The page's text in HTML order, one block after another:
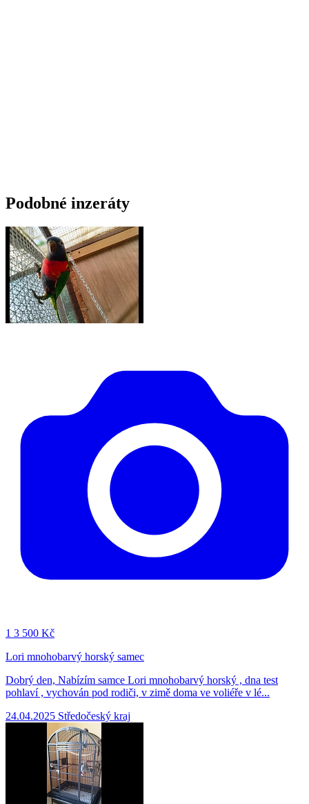
Podobné inzeráty
1 3 500 Kč
Lori mnohobarvý horský samec
Dobrý den, Nabízím samce Lori mnohobarvý horský , dna test
pohlaví , vychován pod rodiči, v zimě doma ve voliéře v lé...
24.04.2025 Středočeský kraj